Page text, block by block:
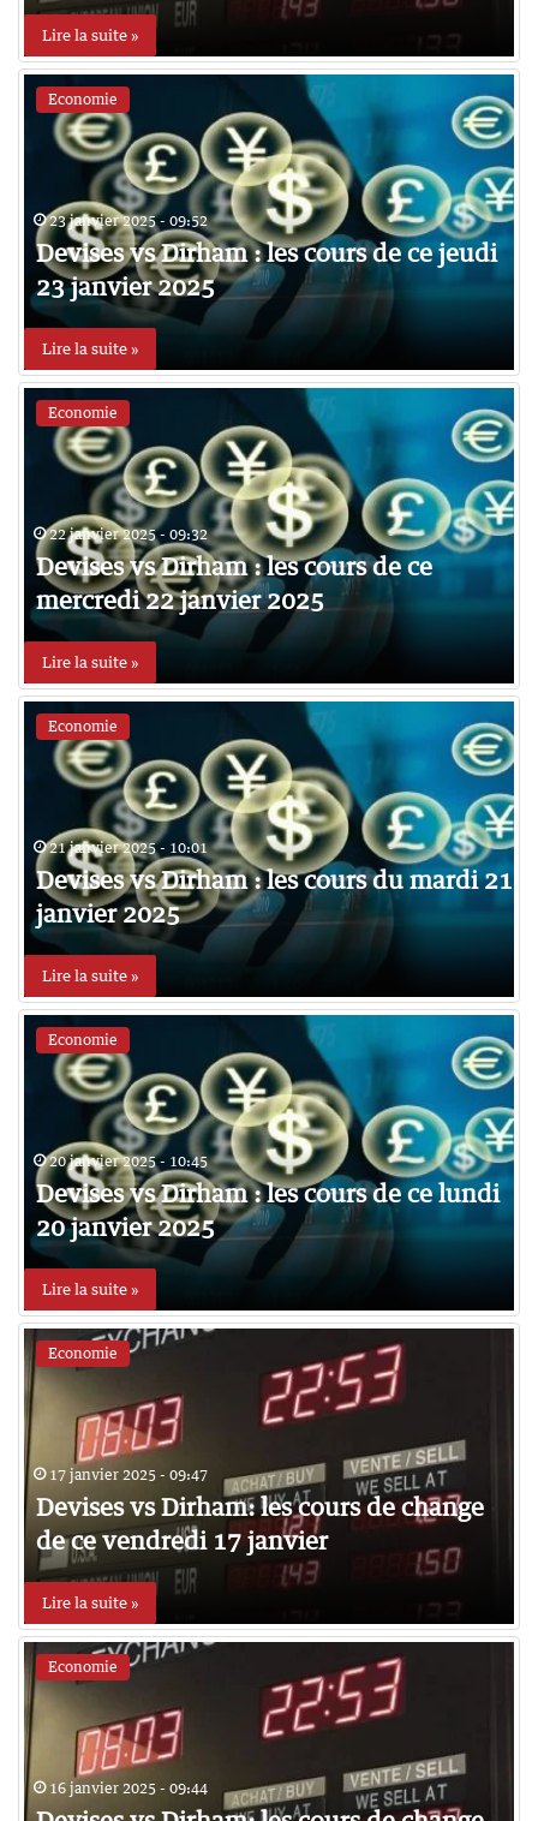
Lire la suite »
Economie
23 janvier 2025 - 09:52
Devises vs Dirham : les cours de ce jeudi
23 janvier 2025
Lire la suite »
Economie
22 janvier 2025 - 09:32
Devises vs Dirham : les cours de ce
mercredi 22 janvier 2025
Lire la suite »
Economie
21 janvier 2025 - 10:01
Devises vs Dirham : les cours du mardi 21
janvier 2025
Lire la suite »
Economie
20 janvier 2025 - 10:45
Devises vs Dirham : les cours de ce lundi
20 janvier 2025
Lire la suite »
Economie
17 janvier 2025 - 09:47
Devises vs Dirham: les cours de change
de ce vendredi 17 janvier
Lire la suite »
Economie
16 janvier 2025 - 09:44